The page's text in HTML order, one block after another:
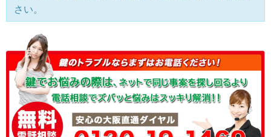
さい。